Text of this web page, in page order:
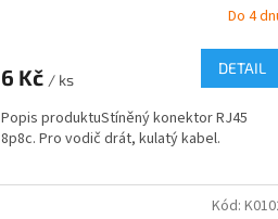
Do 4
6 Kč / ks
DETAIL
Popis produktuStíněný konektor RJ45
8p8c. Pro vodič drát, kulatý kabel.
Kód: